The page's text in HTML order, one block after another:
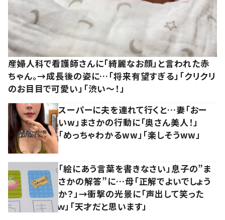
産婦人科で看護師さんに「綺麗なお顔」と言われた赤
ちゃん。→成長後の姿に…「将来有望すぎる」「クリクリ
のお目目で可愛い」「渋い～！」
スーパーに夫を連れて行くと…妻「おー
いw」まさかの行動に「奥さん美人！」
「めっちゃわかるww」「楽しそうww」
「絵にあう言葉を書きなさい」息子の”ま
さかの解答”に…母「正解でよいでしょう
か？」→衝撃の光景に「声出して笑った
ｗ」「天才だと思います」